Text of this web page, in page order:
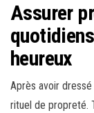
Assurer
heureux
Après avoir
rituel de propreté.